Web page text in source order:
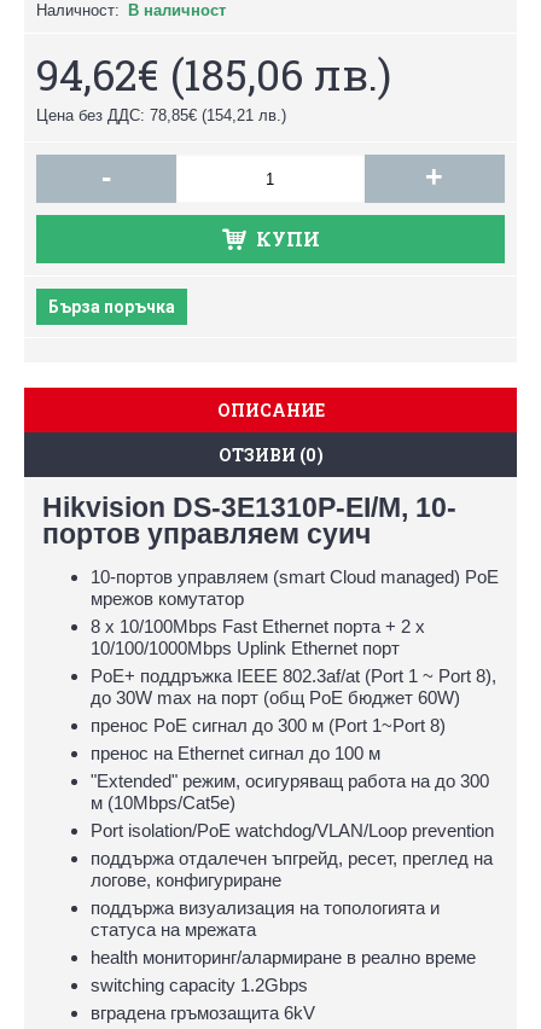
Наличност:
В наличност
94,62€ (185,06 лв.)
Цена без ДДС: 78,85€ (154,21 лв.)
- +
КУПИ
Бърза поръчка
ОПИСАНИЕ
ОТЗИВИ (0)
Hikvision DS-3E1310P-EI/M, 10-
портов управляем суич
10-портов управляем (smart Cloud managed) PoE
мрежов комутатор
8 х 10/100Mbps Fast Ethernet порта + 2 x
10/100/1000Mbps Uplink Ethernet порт
PoE+ поддръжка IEEE 802.3af/at (Port 1 ~ Port 8),
до 30W max на порт (общ PoE бюджет 60W)
пренос PoE сигнал до 300 м (Port 1~Port 8)
пренос на Ethernet сигнал до 100 м
"Extended" режим, осигуряващ работа на до 300
м (10Mbps/Cat5e)
Port isolation/PoE watchdog/VLAN/Loop prevention
поддържа отдалечен ъпгрейд, ресет, преглед на
логове, конфигуриране
поддържа визуализация на топологията и
статуса на мрежата
health мониторинг/алармиране в реално време
switching capacity 1.2Gbps
вградена гръмозащита 6kV